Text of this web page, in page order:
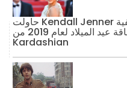
حاولت Kendall Jenner الحصول على نجمة البوب ​​الريفية
هذه لتأخذ مكانها في بطاقة عيد الميلاد لعام 2019 من
Kardashian